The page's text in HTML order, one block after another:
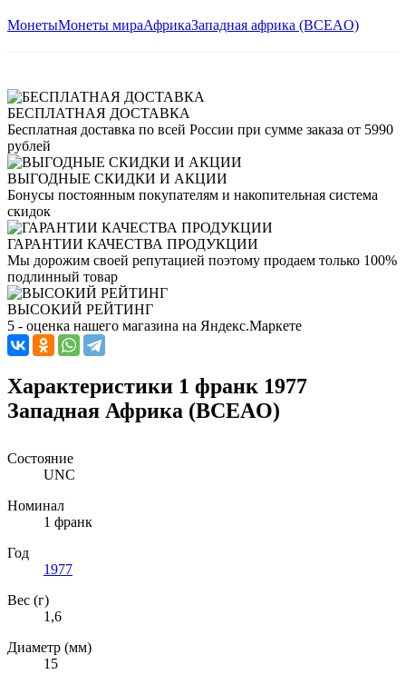
МонетыМонеты мираАфрикаЗападная африка (BCEAO)
БЕСПЛАТНАЯ ДОСТАВКА
Бесплатная доставка по всей России при сумме заказа от 5990
рублей
ВЫГОДНЫЕ СКИДКИ И АКЦИИ
Бонусы постоянным покупателям и накопительная система
скидок
ГАРАНТИИ КАЧЕСТВА ПРОДУКЦИИ
Мы дорожим своей репутацией поэтому продаем только 100%
подлинный товар
ВЫСОКИЙ РЕЙТИНГ
5 - оценка нашего магазина на Яндекс.Маркете
Характеристики 1 франк 1977
Западная Африка (BCEAO)
Состояние
UNC
Номинал
1 франк
Год
1977
Вес (г)
1,6
Диаметр (мм)
15